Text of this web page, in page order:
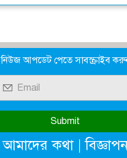
নিউজ আপডেট পেতে সাবস্ক্রাইব
আমাদের কথা|